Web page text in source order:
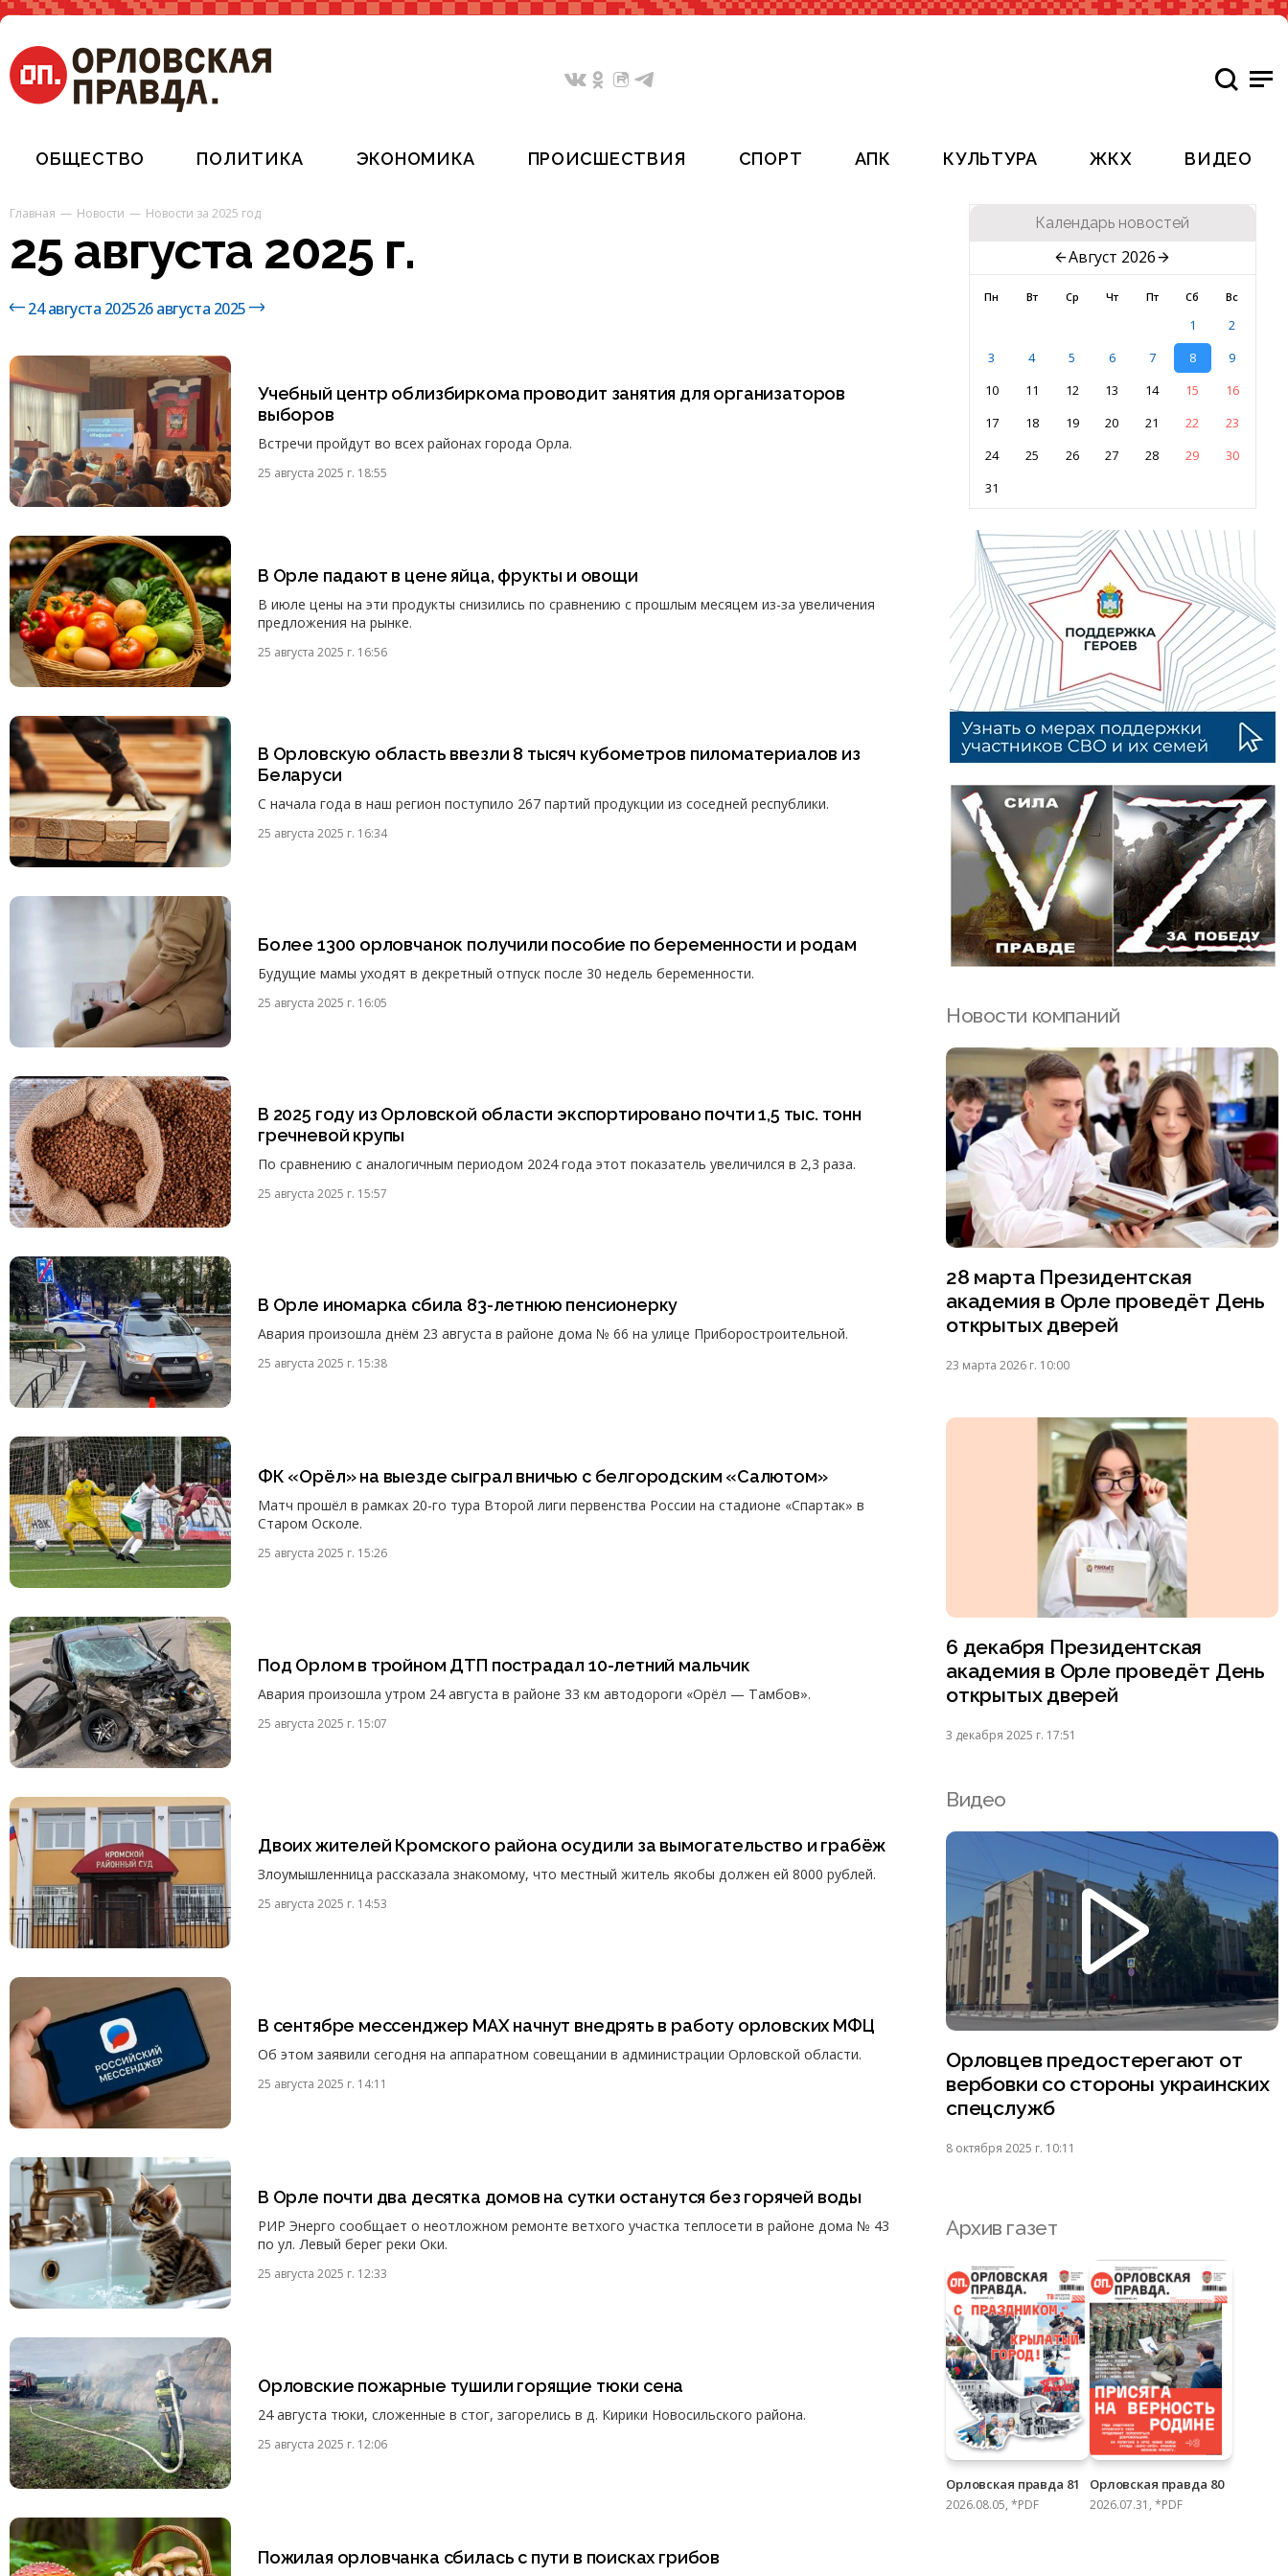
ОБЩЕСТВО ПОЛИТИКА ЭКОНОМИКА ПРОИСШЕСТВИЯ СПОРТ АПК КУЛЬТУРА ЖКХ ВИДЕО
Главная Новости Новости за 2025 год
25 августа 2025 г.
24 августа 202526 августа 2025
Учебный центр облизбиркома проводит занятия для организаторов
выборов
Встречи пройдут во всех районах города Орла.
25 августа 2025 г. 18:55
В Орле падают в цене яйца, фрукты и овощи
В июле цены на эти продукты снизились по сравнению с прошлым месяцем из-за увеличения
предложения на рынке.
25 августа 2025 г. 16:56
В Орловскую область ввезли 8 тысяч кубометров пиломатериалов из
Беларуси
С начала года в наш регион поступило 267 партий продукции из соседней республики.
25 августа 2025 г. 16:34
Более 1300 орловчанок получили пособие по беременности и родам
Будущие мамы уходят в декретный отпуск после 30 недель беременности.
25 августа 2025 г. 16:05
В 2025 году из Орловской области экспортировано почти 1,5 тыс. тонн
гречневой крупы
По сравнению с аналогичным периодом 2024 года этот показатель увеличился в 2,3 раза.
25 августа 2025 г. 15:57
В Орле иномарка сбила 83-летнюю пенсионерку
Авария произошла днём 23 августа в районе дома № 66 на улице Приборостроительной.
25 августа 2025 г. 15:38
ФК «Орёл» на выезде сыграл вничью с белгородским «Салютом»
Матч прошёл в рамках 20-го тура Второй лиги первенства России на стадионе «Спартак» в
Старом Осколе.
25 августа 2025 г. 15:26
Под Орлом в тройном ДТП пострадал 10-летний мальчик
Авария произошла утром 24 августа в районе 33 км автодороги «Орёл — Тамбов».
25 августа 2025 г. 15:07
Двоих жителей Кромского района осудили за вымогательство и грабёж
Злоумышленница рассказала знакомому, что местный житель якобы должен ей 8000 рублей.
25 августа 2025 г. 14:53
В сентябре мессенджер МАХ начнут внедрять в работу орловских МФЦ
Об этом заявили сегодня на аппаратном совещании в администрации Орловской области.
25 августа 2025 г. 14:11
В Орле почти два десятка домов на сутки останутся без горячей воды
РИР Энерго сообщает о неотложном ремонте ветхого участка теплосети в районе дома № 43
по ул. Левый берег реки Оки.
25 августа 2025 г. 12:33
Орловские пожарные тушили горящие тюки сена
24 августа тюки, сложенные в стог, загорелись в д. Кирики Новосильского района.
25 августа 2025 г. 12:06
Пожилая орловчанка сбилась с пути в поисках грибов
Календарь новостей
Август 2026
Пн Вт Ср Чт Пт Сб Вс
1
2
3
4 5 6 7 8
9
10
11 12 13 14 15
16
17
18 19 20 21 22
23
24
25 26 27 28 29
30
31
Новости компаний
28 марта Президентская
академия в Орле проведёт День
открытых дверей
23 марта 2026 г. 10:00
6 декабря Президентская
академия в Орле проведёт День
открытых дверей
3 декабря 2025 г. 17:51
Видео
Орловцев предостерегают от
вербовки со стороны украинских
спецслужб
8 октября 2025 г. 10:11
Архив газет
Орловская правда 81
2026.08.05, *PDF
Орловская правда 80
2026.07.31, *PDF